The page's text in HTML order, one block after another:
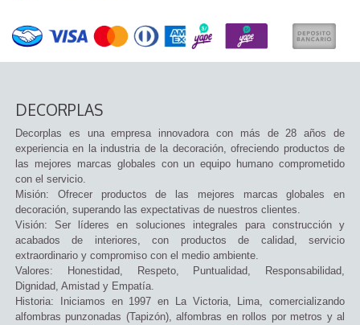
DECORPLAS
Decorplas es una empresa innovadora con más de 28 años de
experiencia en la industria de la decoración, ofreciendo productos de
las mejores marcas globales con un equipo humano comprometido
con el servicio.
Misión: Ofrecer productos de las mejores marcas globales en
decoración, superando las expectativas de nuestros clientes.
Visión: Ser líderes en soluciones integrales para construcción y
acabados de interiores, con productos de calidad, servicio
extraordinario y compromiso con el medio ambiente.
Valores: Honestidad, Respeto, Puntualidad, Responsabilidad,
Dignidad, Amistad y Empatía.
Historia: Iniciamos en 1997 en La Victoria, Lima, comercializando
alfombras punzonadas (Tapizón), alfombras en rollos por metros y al